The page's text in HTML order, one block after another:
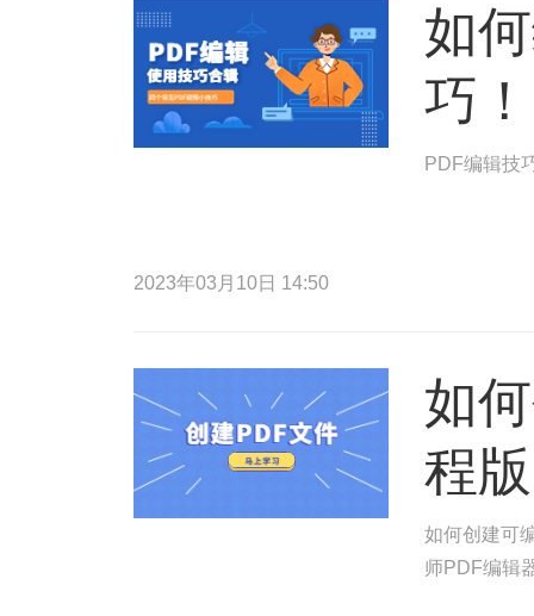
如
巧！
PDF编辑技
2023年03月10日 14:50
如
程版
如何创建可
师PDF编辑